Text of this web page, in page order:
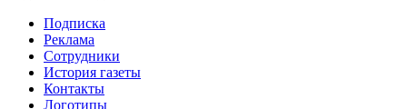
Подписка
Реклама
Сотрудники
История газеты
Контакты
Логотипы